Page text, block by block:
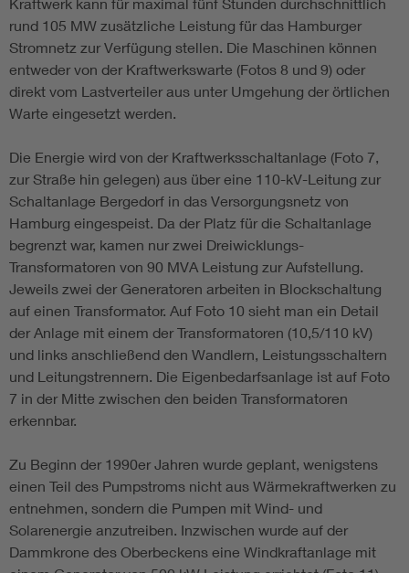
Kraftwerk kann für maximal fünf Stunden durchschnittlich
rund 105 MW zusätzliche Leistung für das Hamburger
Stromnetz zur Verfügung stellen. Die Maschinen können
entweder von der Kraftwerkswarte (Fotos 8 und 9) oder
direkt vom Lastverteiler aus unter Umgehung der örtlichen
Warte eingesetzt werden.
Die Energie wird von der Kraftwerksschaltanlage (Foto 7,
zur Straße hin gelegen) aus über eine 110-kV-Leitung zur
Schaltanlage Bergedorf in das Versorgungsnetz von
Hamburg eingespeist. Da der Platz für die Schaltanlage
begrenzt war, kamen nur zwei Dreiwicklungs-
Transformatoren von 90 MVA Leistung zur Aufstellung.
Jeweils zwei der Generatoren arbeiten in Blockschaltung
auf einen Transformator. Auf Foto 10 sieht man ein Detail
der Anlage mit einem der Transformatoren (10,5/110 kV)
und links anschließend den Wandlern, Leistungsschaltern
und Leitungstrennern. Die Eigenbedarfsanlage ist auf Foto
7 in der Mitte zwischen den beiden Transformatoren
erkennbar.
Zu Beginn der 1990er Jahren wurde geplant, wenigstens
einen Teil des Pumpstroms nicht aus Wärmekraftwerken zu
entnehmen, sondern die Pumpen mit Wind- und
Solarenergie anzutreiben. Inzwischen wurde auf der
Dammkrone des Oberbeckens eine Windkraftanlage mit